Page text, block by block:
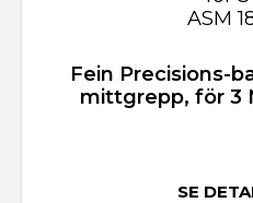
Fein Precisions-
mittgrepp, för 3
SE